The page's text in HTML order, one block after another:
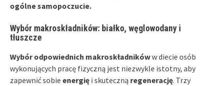
ogólne samopoczucie.
Wybór makroskładników: białko, węglowodany i
tłuszcze
Wybór odpowiednich makroskładnikóww diecie osób
wykonujących pracę fizyczną jest niezwykle istotny, aby
zapewnić sobie energię i skuteczną regenerację. Trzy